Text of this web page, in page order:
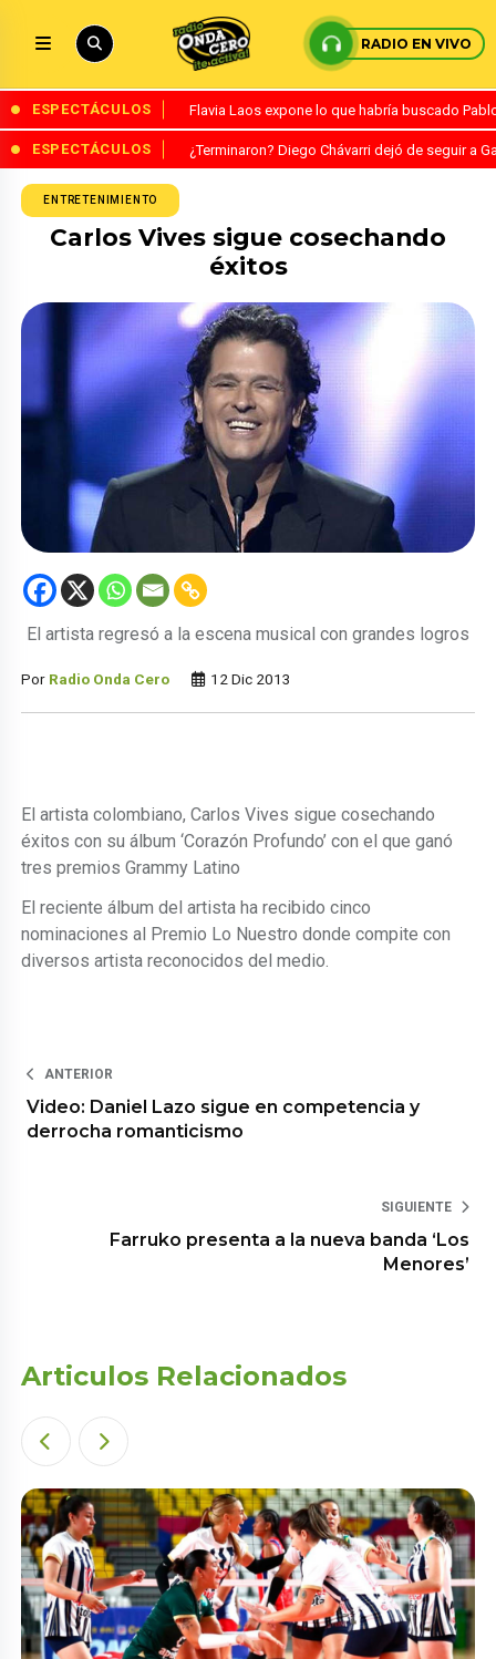
RADIO EN VIVO
ESPECTÁCULOS Flavia Laos expone lo que habría buscado
ESPECTÁCULOS ¿Terminaron? Diego Chávarri dejó de seguir a
ENTRETENIMIENTO
Carlos Vives sigue cosechando
éxitos
El artista regresó a la escena musical con grandes logros
Por Radio Onda Cero 12 Dic 2013
El artista colombiano, Carlos Vives sigue cosechando
éxitos con su álbum ‘Corazón Profundo’ con el que ganó
tres premios Grammy Latino
El reciente álbum del artista ha recibido cinco
nominaciones al Premio Lo Nuestro donde compite con
diversos artista reconocidos del medio.
ANTERIOR
Video: Daniel Lazo sigue en competencia y
derrocha romanticismo
SIGUIENTE
Farruko presenta a la nueva banda ‘Los
Menores’
Articulos Relacionados